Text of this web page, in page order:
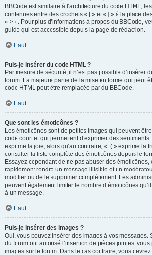
BBCode est similaire à l’architecture du code HTML,
contenues entre des crochets « [ » et « ] » à la place
« > ». Pour plus d’informations à propos du BBCode,
guide qui est accessible depuis la page de rédaction.
Haut
Puis-je insérer du code HTML ?
Par mesure de sécurité, il n’est pas possible d’insérer
forum. La majeure partie de la mise en forme qui peut
code HTML peut être remplacée par du BBCode.
Haut
Que sont les émoticônes ?
Les émoticônes sont de petites images qui peuvent
code court et qui permettent d’exprimer des
exprime la joie, alors qu’au contraire, « :( » exprime la
consulter la liste complète des émoticônes depuis le
Essayez cependant de ne pas abuser des émoticônes,
rapidement rendre un message illisible et un
modifier ou de le supprimer complètement. Les
peuvent également limiter le nombre d’émoticônes
à un message.
Haut
Puis-je insérer des images ?
Oui, vous pouvez insérer des images à vos messages.
du forum ont autorisé l’insertion de pièces jointes,
images sur le forum. Dans le cas contraire, vous